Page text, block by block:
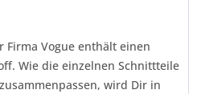
Firma Vogue enthält einen
Wie die einzelnen Schnittteile
wird Dir in